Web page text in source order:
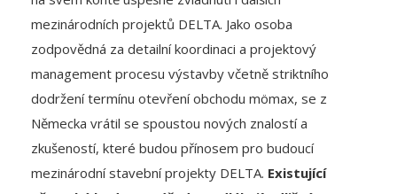
zodpovědná za detailní koordinaci a projektový
management procesu výstavby včetně striktního
dodržení termínu otevření obchodu mömax, se z
Německa vrátil se spoustou nových znalostí a
zkušeností, které budou přínosem pro budoucí
mezinárodní stavební projekty DELTA.Existující
německé budovy a úřady podléhají odlišným
předpisům než v Rakousku, ČR, SK či na Ukrajině,